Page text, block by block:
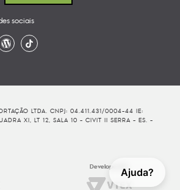
Ajuda?
sociais
LTDA. CNPJ: 04.411.431/0004-44 IE:
XI, LT 12, SALA 10 - CIVIT II SERRA - ES. -
Developed By